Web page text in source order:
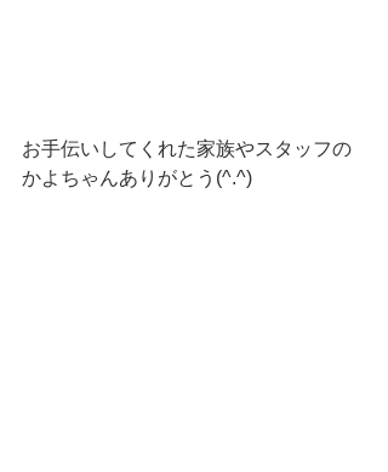
お手伝いしてくれた家族やスタッフの
かよちゃんありがとう(^.^)